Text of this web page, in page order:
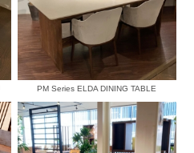
PM Series ELDA DINING TABLE